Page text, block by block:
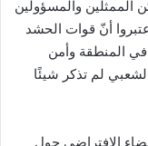
والمسؤولين
أنّ قوات الحشد
المنطقة وأمن
لم تذكر شيئًا
الافتراضي حول